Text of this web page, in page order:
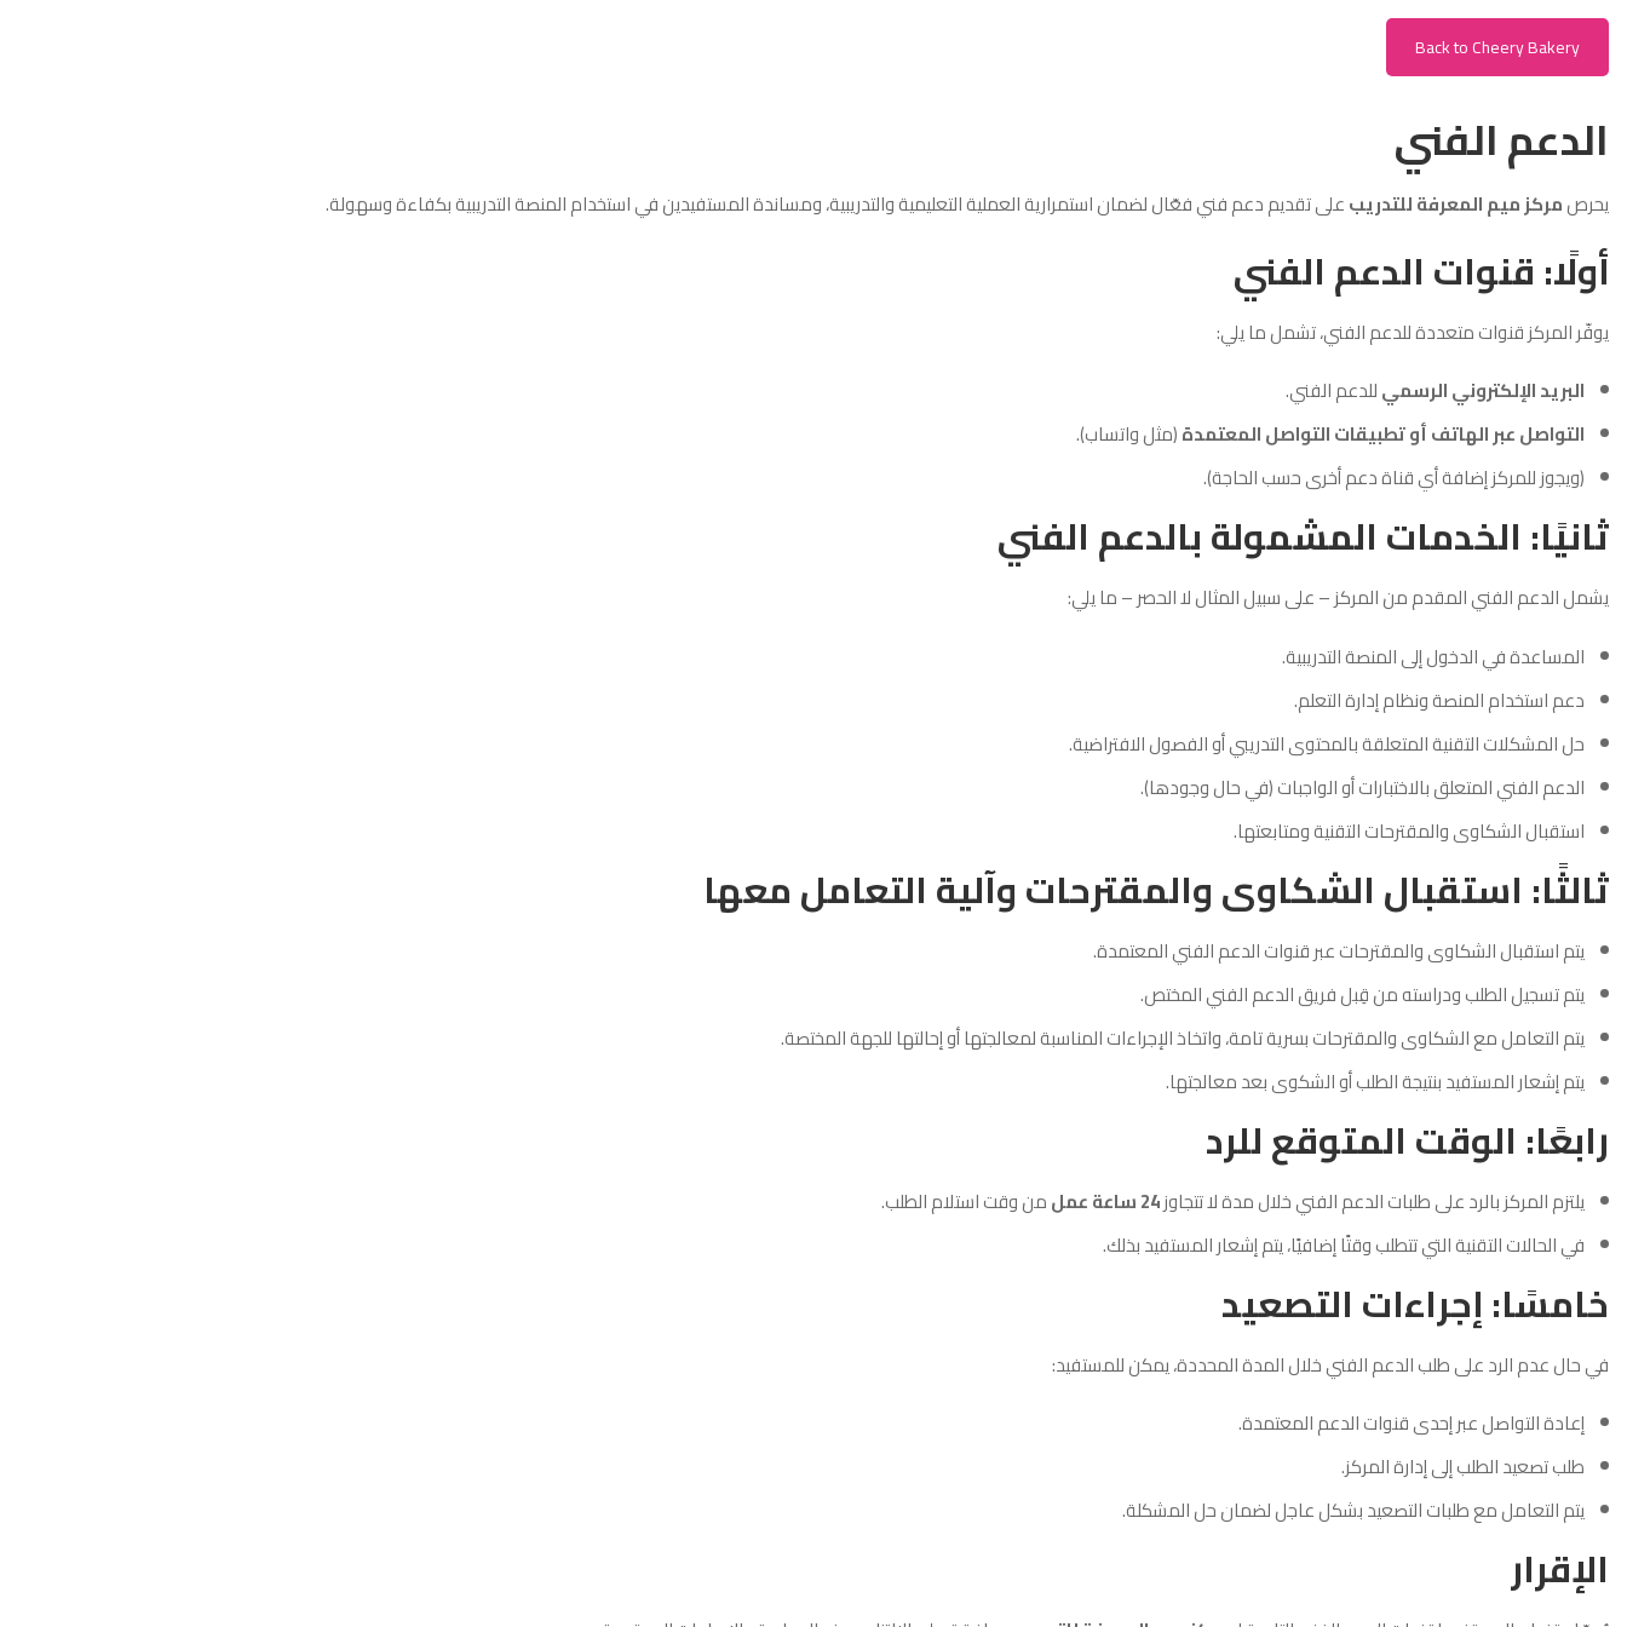
Back to Cheery Bakery
الدعم الفني
يحرصمركز ميم المعرفة للتدريبعلى تقديم دعم فني فعّال لضمان استمرارية العملية التعليمية والتدريبية، ومساندة المستفيدين في استخدام المنصة التدريبية بكفاءة وسهولة.
أولًا: قنوات الدعم الفني
يوفّر المركز قنوات متعددة للدعم الفني، تشمل ما يلي:
البريد الإلكتروني الرسميللدعم الفني.
التواصل عبر الهاتف أو تطبيقات التواصل المعتمدة(مثل واتساب).
(ويجوز للمركز إضافة أي قناة دعم أخرى حسب الحاجة).
ثانيًا: الخدمات المشمولة بالدعم الفني
يشمل الدعم الفني المقدم من المركز – على سبيل المثال لا الحصر – ما يلي:
المساعدة في الدخول إلى المنصة التدريبية.
دعم استخدام المنصة ونظام إدارة التعلم.
حل المشكلات التقنية المتعلقة بالمحتوى التدريبي أو الفصول الافتراضية.
الدعم الفني المتعلق بالاختبارات أو الواجبات (في حال وجودها).
استقبال الشكاوى والمقترحات التقنية ومتابعتها.
ثالثًا: استقبال الشكاوى والمقترحات وآلية التعامل معها
يتم استقبال الشكاوى والمقترحات عبر قنوات الدعم الفني المعتمدة.
يتم تسجيل الطلب ودراسته من قِبل فريق الدعم الفني المختص.
يتم التعامل مع الشكاوى والمقترحات بسرية تامة، واتخاذ الإجراءات المناسبة لمعالجتها أو إحالتها للجهة المختصة.
يتم إشعار المستفيد بنتيجة الطلب أو الشكوى بعد معالجتها.
رابعًا: الوقت المتوقع للرد
يلتزم المركز بالرد على طلبات الدعم الفني خلال مدة لا تتجاوز24 ساعة عمل
من وقت استلام الطلب.
في الحالات التقنية التي تتطلب وقتًا إضافيًا، يتم إشعار المستفيد بذلك.
خامسًا: إجراءات التصعيد
في حال عدم الرد على طلب الدعم الفني خلال المدة المحددة، يمكن للمستفيد:
إعادة التواصل عبر إحدى قنوات الدعم المعتمدة.
طلب تصعيد الطلب إلى إدارة المركز.
يتم التعامل مع طلبات التصعيد بشكل عاجل لضمان حل المشكلة.
الإقرار